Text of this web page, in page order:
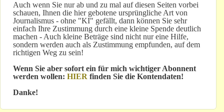
Auch wenn Sie nur ab und zu mal auf diesen Seiten vorbei
schauen, Ihnen die hier gebotene ursprüngliche Art von
Journalismus - ohne "KI" gefällt, dann können Sie sehr
einfach Ihre Zustimmung durch eine kleine Spende deutlich
machen - Auch kleine Beträge sind nicht nur eine Hilfe,
sondern werden auch als Zustimmung empfunden, auf dem
richtigen Weg zu sein!
Wenn Sie aber sofort ein für mich wichtiger Abonnent
werden wollen: HIER finden Sie die Kontendaten!
Danke!